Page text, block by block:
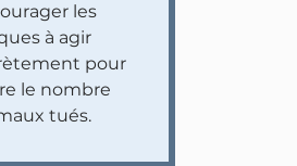
les
à agir
pour
le nombre
tués.